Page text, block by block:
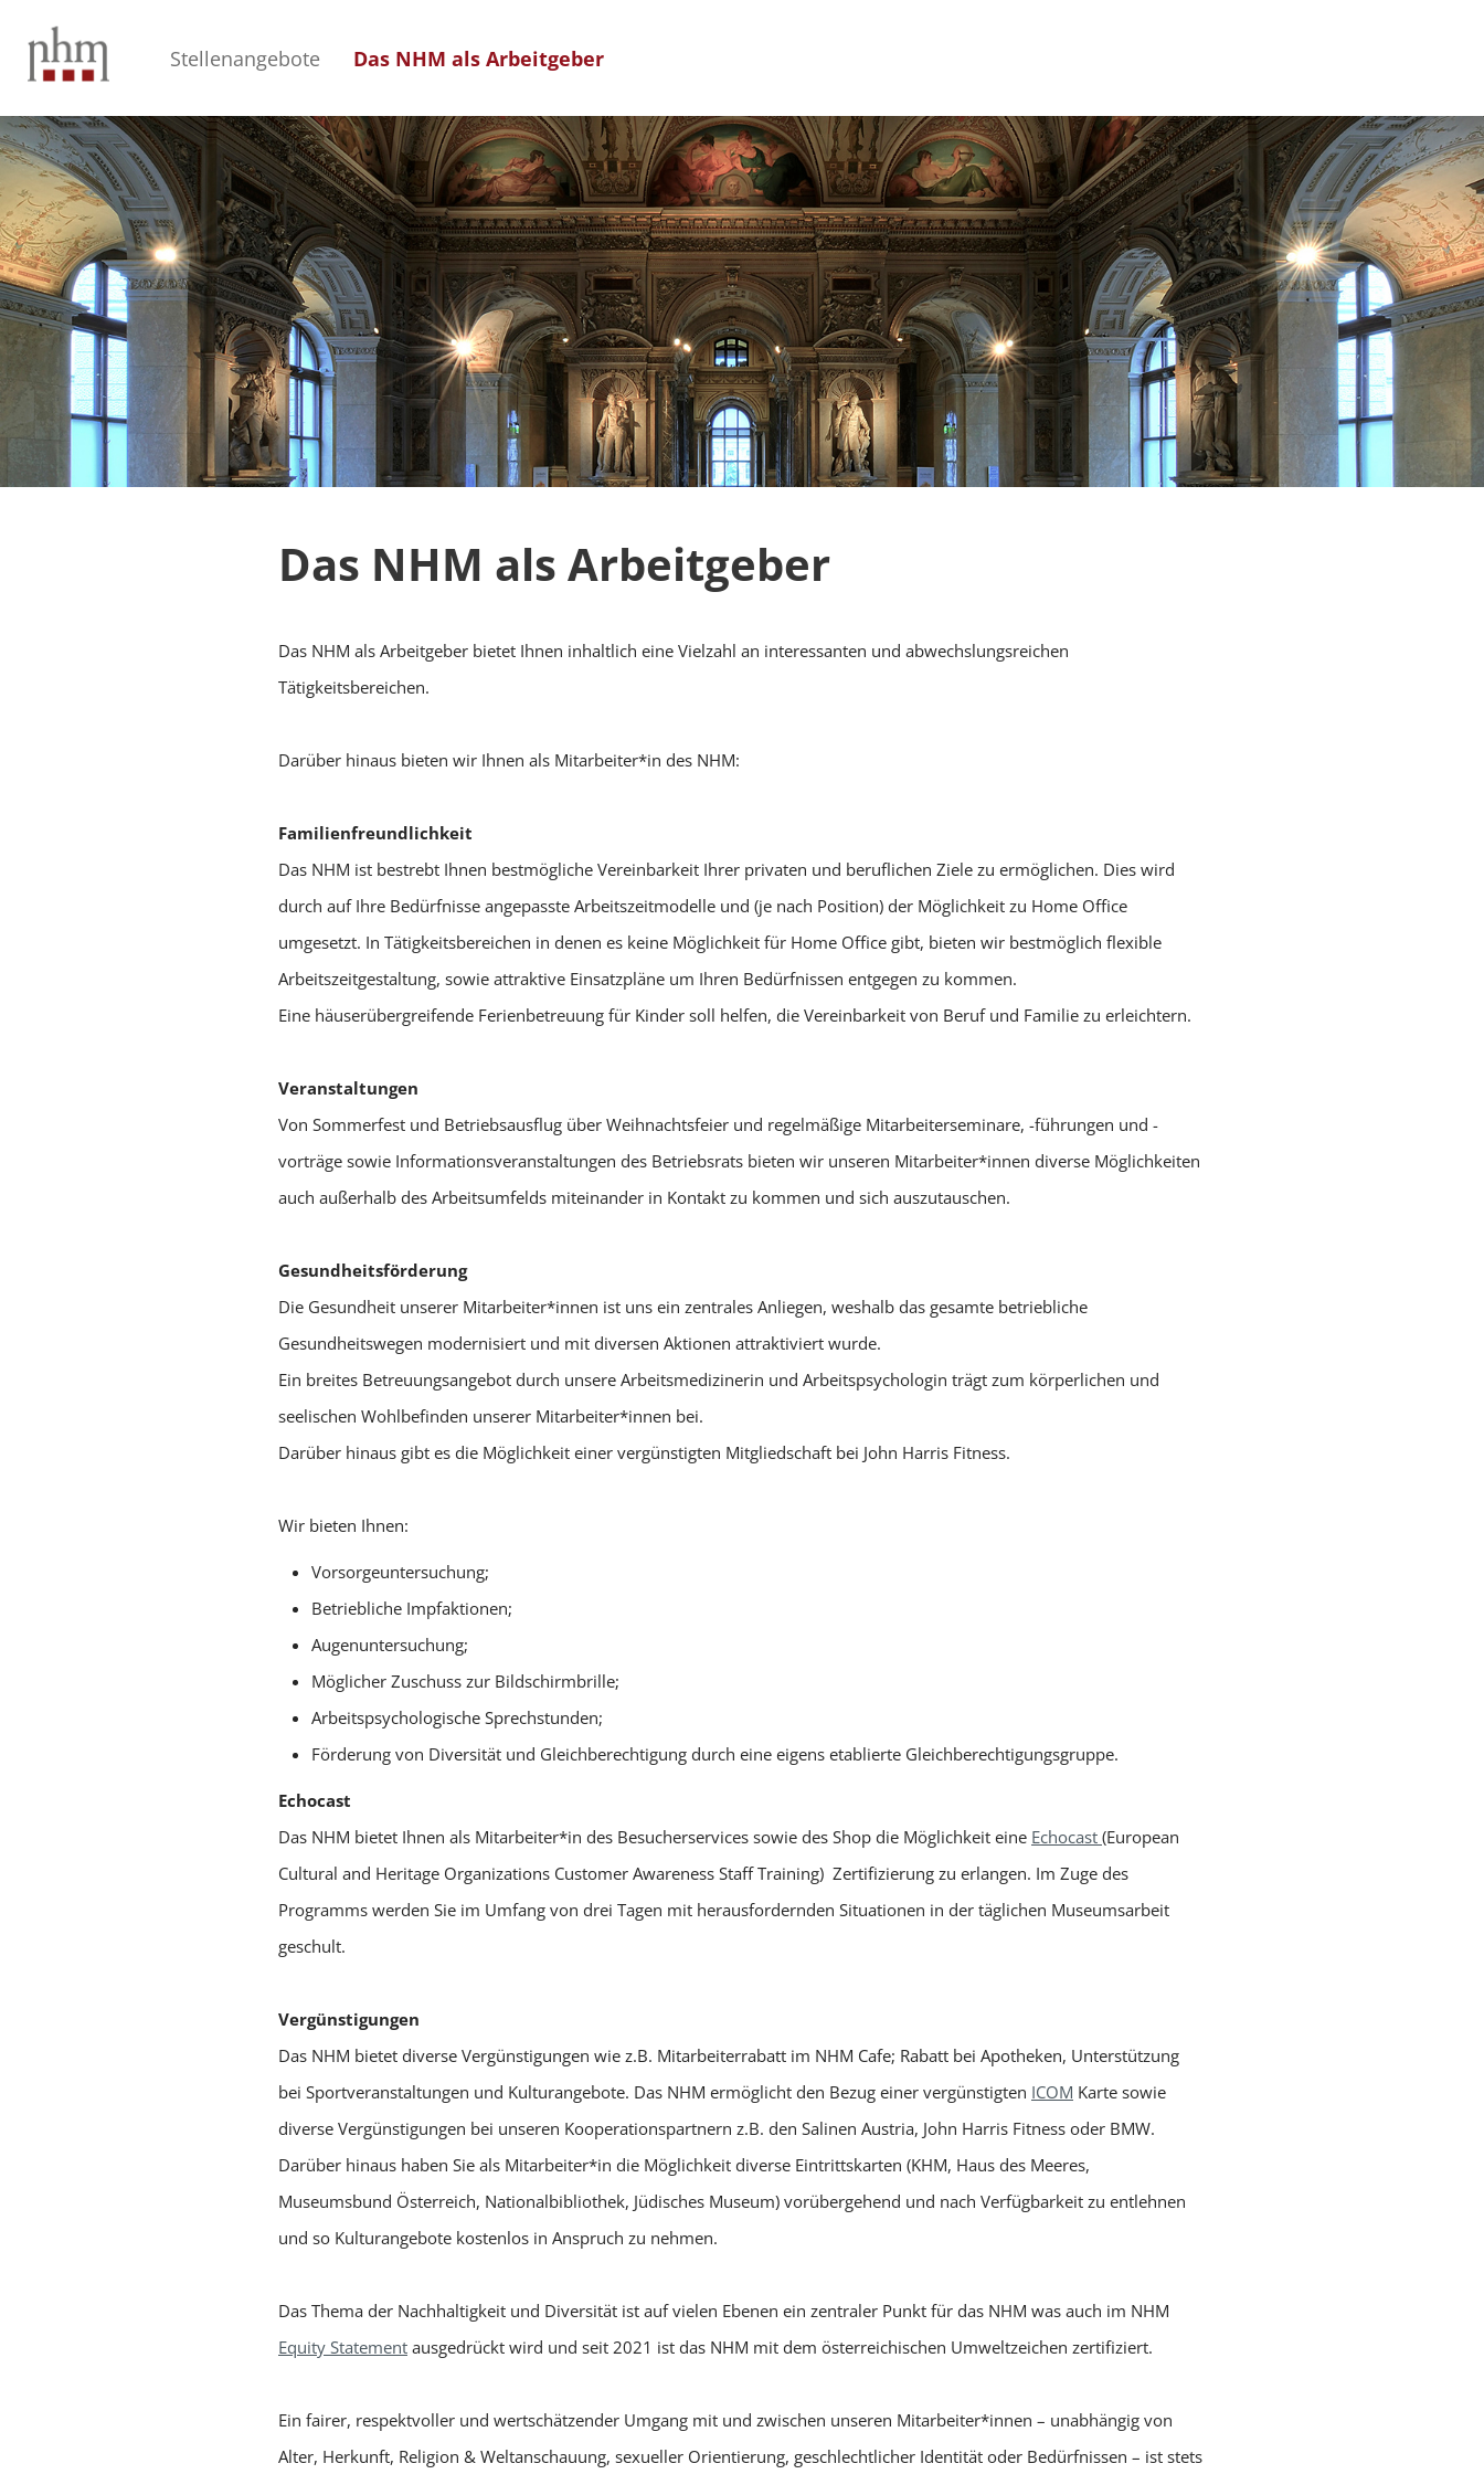
Stellenangebote Das NHM als Arbeitgeber
Das NHM als Arbeitgeber
Das NHM als Arbeitgeber bietet Ihnen inhaltlich eine Vielzahl an interessanten und abwechslungsreichen
Tätigkeitsbereichen.
Darüber hinaus bieten wir Ihnen als Mitarbeiter*in des NHM:
Familienfreundlichkeit
Das NHM ist bestrebt Ihnen bestmögliche Vereinbarkeit Ihrer privaten und beruflichen Ziele zu ermöglichen. Dies wird
durch auf Ihre Bedürfnisse angepasste Arbeitszeitmodelle und (je nach Position) der Möglichkeit zu Home Office
umgesetzt. In Tätigkeitsbereichen in denen es keine Möglichkeit für Home Office gibt, bieten wir bestmöglich flexible
Arbeitszeitgestaltung, sowie attraktive Einsatzpläne um Ihren Bedürfnissen entgegen zu kommen.
Eine häuserübergreifende Ferienbetreuung für Kinder soll helfen, die Vereinbarkeit von Beruf und Familie zu erleichtern.
Veranstaltungen
Von Sommerfest und Betriebsausflug über Weihnachtsfeier und regelmäßige Mitarbeiterseminare, -führungen und -
vorträge sowie Informationsveranstaltungen des Betriebsrats bieten wir unseren Mitarbeiter*innen diverse Möglichkeiten
auch außerhalb des Arbeitsumfelds miteinander in Kontakt zu kommen und sich auszutauschen.
Gesundheitsförderung
Die Gesundheit unserer Mitarbeiter*innen ist uns ein zentrales Anliegen, weshalb das gesamte betriebliche
Gesundheitswegen modernisiert und mit diversen Aktionen attraktiviert wurde.
Ein breites Betreuungsangebot durch unsere Arbeitsmedizinerin und Arbeitspsychologin trägt zum körperlichen und
seelischen Wohlbefinden unserer Mitarbeiter*innen bei.
Darüber hinaus gibt es die Möglichkeit einer vergünstigten Mitgliedschaft bei John Harris Fitness.
Wir bieten Ihnen:
Vorsorgeuntersuchung;
Betriebliche Impfaktionen;
Augenuntersuchung;
Möglicher Zuschuss zur Bildschirmbrille;
Arbeitspsychologische Sprechstunden;
Förderung von Diversität und Gleichberechtigung durch eine eigens etablierte Gleichberechtigungsgruppe.
Echocast
Das NHM bietet Ihnen als Mitarbeiter*in des Besucherservices sowie des Shop die Möglichkeit eine Echocast (European
Cultural and Heritage Organizations Customer Awareness Staff Training) Zertifizierung zu erlangen. Im Zuge des
Programms werden Sie im Umfang von drei Tagen mit herausfordernden Situationen in der täglichen Museumsarbeit
geschult.
Vergünstigungen
Das NHM bietet diverse Vergünstigungen wie z.B. Mitarbeiterrabatt im NHM Cafe; Rabatt bei Apotheken, Unterstützung
bei Sportveranstaltungen und Kulturangebote. Das NHM ermöglicht den Bezug einer vergünstigten ICOM Karte sowie
diverse Vergünstigungen bei unseren Kooperationspartnern z.B. den Salinen Austria, John Harris Fitness oder BMW.
Darüber hinaus haben Sie als Mitarbeiter*in die Möglichkeit diverse Eintrittskarten (KHM, Haus des Meeres,
Museumsbund Österreich, Nationalbibliothek, Jüdisches Museum) vorübergehend und nach Verfügbarkeit zu entlehnen
und so Kulturangebote kostenlos in Anspruch zu nehmen.
Das Thema der Nachhaltigkeit und Diversität ist auf vielen Ebenen ein zentraler Punkt für das NHM was auch im NHM
Equity Statement ausgedrückt wird und seit 2021 ist das NHM mit dem österreichischen Umweltzeichen zertifiziert.
Ein fairer, respektvoller und wertschätzender Umgang mit und zwischen unseren Mitarbeiter*innen – unabhängig von
Alter, Herkunft, Religion & Weltanschauung, sexueller Orientierung, geschlechtlicher Identität oder Bedürfnissen – ist stets